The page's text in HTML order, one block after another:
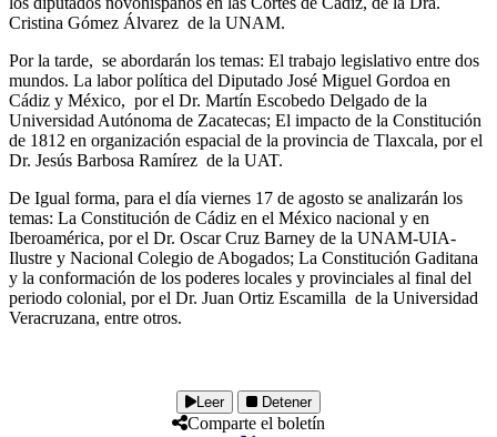
Cristina Gómez Álvarez de la UNAM.
Por la tarde, se abordarán los temas: El trabajo legislativo entre dos
mundos. La labor política del Diputado José Miguel Gordoa en
Cádiz y México, por el Dr. Martín Escobedo Delgado de la
Universidad Autónoma de Zacatecas; El impacto de la Constitución
de 1812 en organización espacial de la provincia de Tlaxcala, por el
Dr. Jesús Barbosa Ramírez de la UAT.
De Igual forma, para el día viernes 17 de agosto se analizarán los
temas: La Constitución de Cádiz en el México nacional y en
Iberoamérica, por el Dr. Oscar Cruz Barney de la UNAM-UIA-
Ilustre y Nacional Colegio de Abogados; La Constitución Gaditana
y la conformación de los poderes locales y provinciales al final del
periodo colonial, por el Dr. Juan Ortiz Escamilla de la Universidad
Veracruzana, entre otros.
Leer Detener
Comparte el boletín